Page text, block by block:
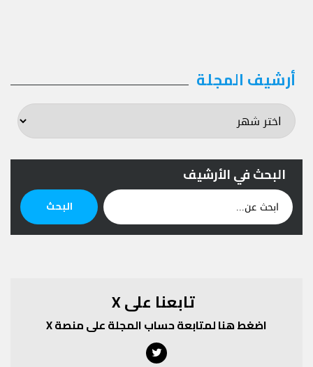
أرشيف المجلة
المجلة
البحث في الأرشيف
عن:
البحث
تابعنا على X
اضغط هنا لمتابعة حساب المجلة على منصة X